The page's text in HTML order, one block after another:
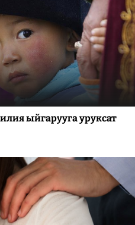
ыйгарууга уруксат